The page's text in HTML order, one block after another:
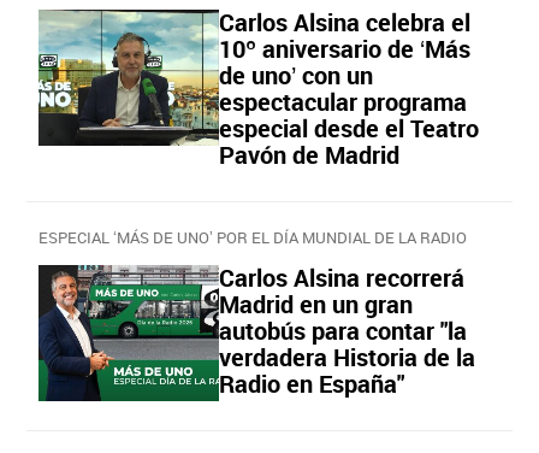
Carlos Alsina celebra el
10º aniversario de ‘Más
de uno’ con un
espectacular programa
especial desde el Teatro
Pavón de Madrid
ESPECIAL ‘MÁS DE UNO’ POR EL DÍA MUNDIAL DE LA RADIO
Carlos Alsina recorrerá
Madrid en un gran
autobús para contar "la
verdadera Historia de la
Radio en España"